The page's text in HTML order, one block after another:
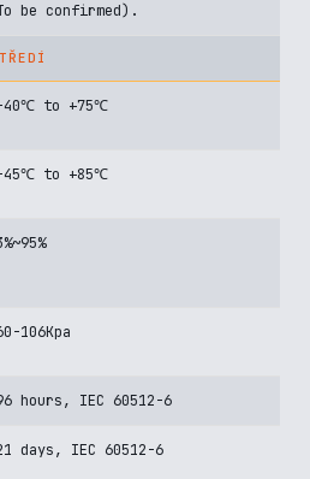
be confirmed).
40℃ to +75℃
45℃ to +85℃
106Kpa
hours, IEC 60512-6
days, IEC 60512-6